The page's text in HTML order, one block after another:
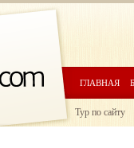
ГЛАВНАЯ
Тур по сайту